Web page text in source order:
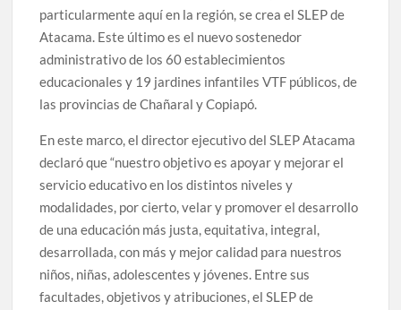
particularmente aquí en la región, se crea el SLEP de
Atacama. Este último es el nuevo sostenedor
administrativo de los 60 establecimientos
educacionales y 19 jardines infantiles VTF públicos, de
las provincias de Chañaral y Copiapó.
En este marco, el director ejecutivo del SLEP Atacama
declaró que “nuestro objetivo es apoyar y mejorar el
servicio educativo en los distintos niveles y
modalidades, por cierto, velar y promover el desarrollo
de una educación más justa, equitativa, integral,
desarrollada, con más y mejor calidad para nuestros
niños, niñas, adolescentes y jóvenes. Entre sus
facultades, objetivos y atribuciones, el SLEP de